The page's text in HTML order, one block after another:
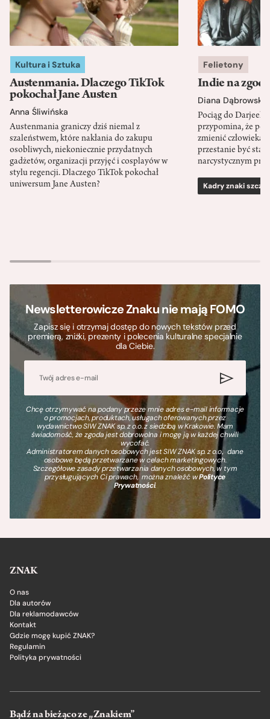
Kultura i Sztuka
Austenmania. Dlaczego TikTok
pokochał Jane Austen
Anna Śliwińska
Austenmania graniczy dziś niemal z
szaleństwem, które nakłania do zakupu
osobliwych, niekoniecznie przydatnych
gadżetów, organizacji przyjęć i cosplayów w
stylu regencji. Dlaczego TikTok pokochał
uniwersum Jane Austen?
Felietony
Indie na
Diana Dąbrowska
Pociąg do
przypomina, że
zmienić człowieka
przestanie być
narcystycznym
Kadry znaki
Newsletterowicze Znaku nie mają FOMO
Zapisz się i otrzymaj dostęp do nowych tekstów przed
premierą, zniżki, prezenty i polecenia kulturalne specjalnie
dla Ciebie.
Chcę otrzymywać na podany przeze mnie adres e-mail informacje
o promocjach, produktach, usługach oferowanych przez
wydawnictwo SIW ZNAK sp. z o.o. z siedzibą w Krakowie. Mam
świadomość, że zgoda jest dobrowolna i mogę ją w każdej chwili
wycofać.
Administratorem danych osobowych jest SIW ZNAK sp. z o.o., dane
osobowe będą przetwarzane w celach marketingowych.
Szczegółowe zasady przetwarzania danych osobowych, w tym
przysługujących Ci prawach, można znaleźć wPolityce
Prywatności.
ZNAK
O nas
Dla autorów
Dla reklamodawców
Kontakt
Gdzie mogę kupić ZNAK?
Regulamin
Polityka prywatności
Bądź na bieżąco ze „Znakiem”